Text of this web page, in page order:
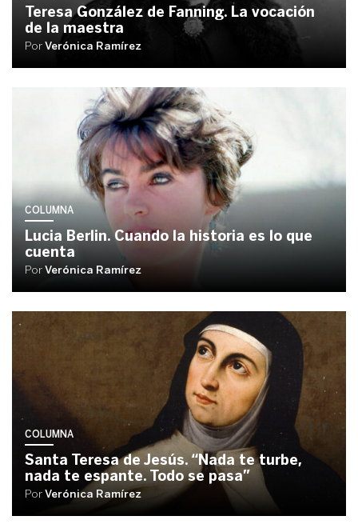
Teresa González de Fanning. La vocación
de la maestra
PorVerónica Ramírez
COLUMNA
Lucia Berlin. Cuando la historia es lo que
cuenta
PorVerónica Ramírez
COLUMNA
Santa Teresa de Jesús. “Nada te turbe,
nada te espante. Todo se pasa”
PorVerónica Ramírez